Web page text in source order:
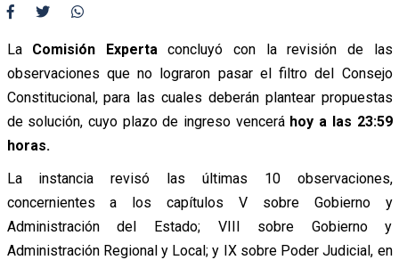
La Comisión Experta concluyó con la revisión de las
observaciones que no lograron pasar el filtro del Consejo
Constitucional, para las cuales deberán plantear propuestas
de solución, cuyo plazo de ingreso vencerá hoy a las 23:59
horas.
La instancia revisó las últimas 10 observaciones,
concernientes a los capítulos V sobre Gobierno y
Administración del Estado; VIII sobre Gobierno y
Administración Regional y Local; y IX sobre Poder Judicial, en